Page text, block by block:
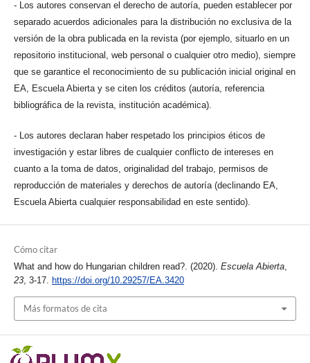
- Los autores conservan el derecho de autoría, pueden establecer por
separado acuerdos adicionales para la distribución no exclusiva de la
versión de la obra publicada en la revista (por ejemplo, situarlo en un
repositorio institucional, web personal o cualquier otro medio), siempre
que se garantice el reconocimiento de su publicación inicial original en
EA, Escuela Abierta y se citen los créditos (autoría, referencia
bibliográfica de la revista, institución académica).
- Los autores declaran haber respetado los principios éticos de
investigación y estar libres de cualquier conflicto de intereses en
cuanto a la toma de datos, originalidad del trabajo, permisos de
reproducción de materiales y derechos de autoría (declinando EA,
Escuela Abierta cualquier responsabilidad en este sentido).
Cómo citar
What and how do Hungarian children read?. (2020). Escuela Abierta,
23, 3-17. https://doi.org/10.29257/EA.3420
Más formatos de cita